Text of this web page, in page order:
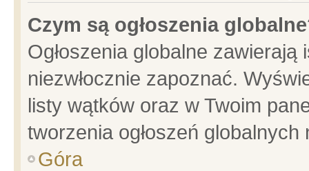
Czym są ogłoszenia
Ogłoszenia globalne
niezwłocznie zapoznać.
listy wątków oraz w Twoim
tworzenia ogłoszeń
Góra